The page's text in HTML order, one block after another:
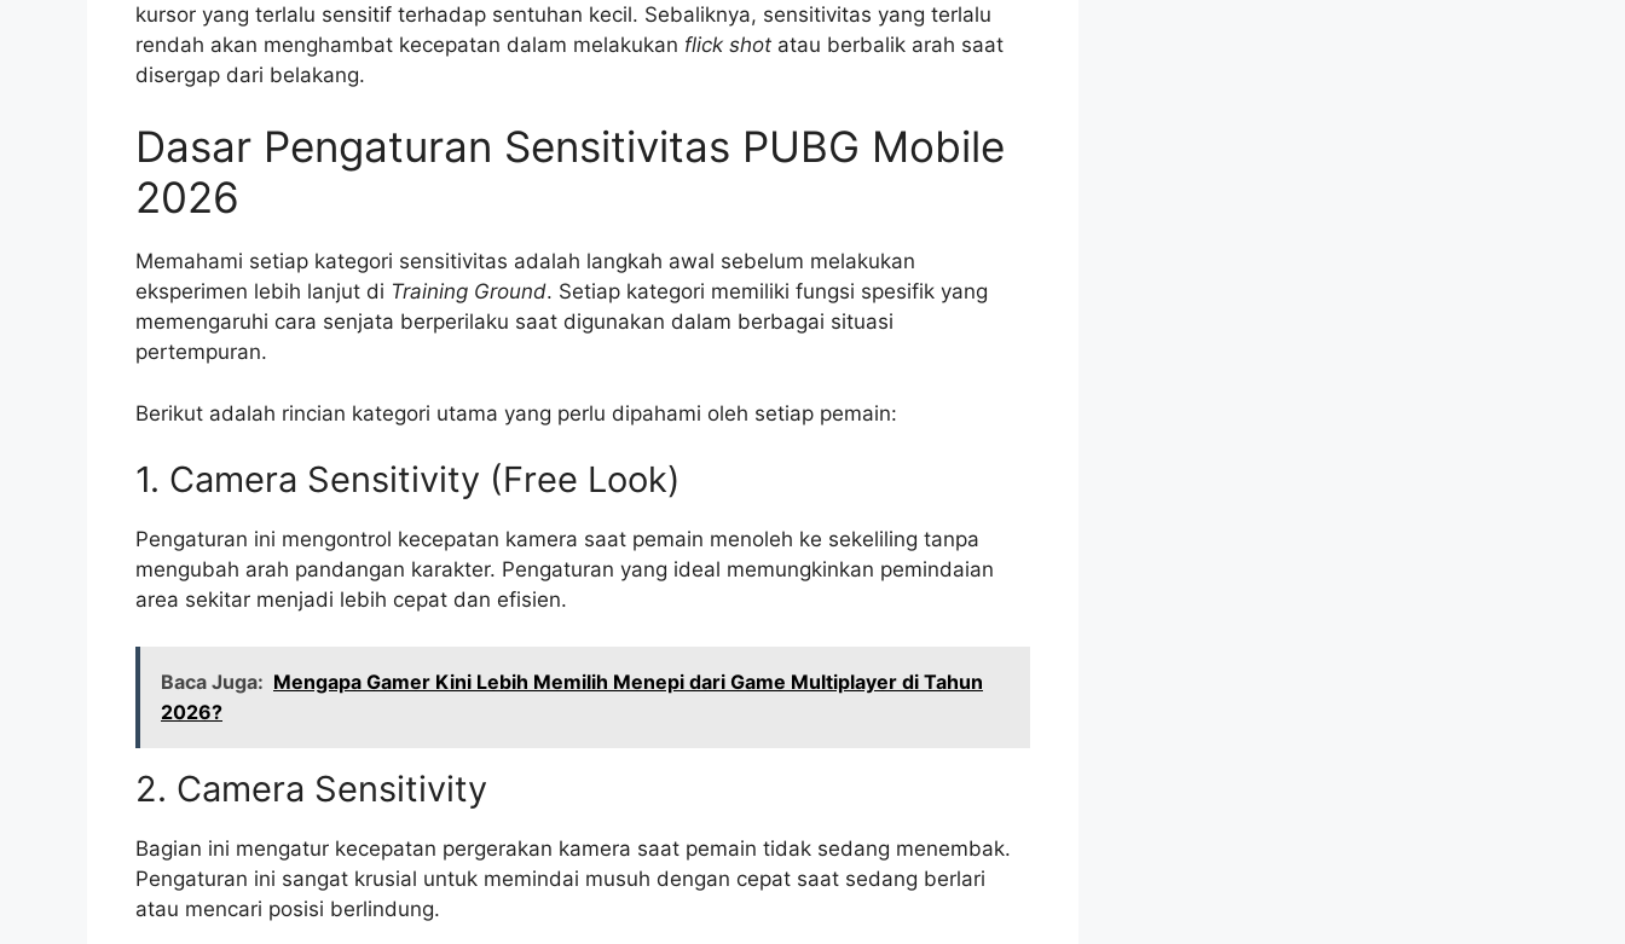
kursor yang terlalu sensitif terhadap sentuhan kecil. Sebaliknya, sensitivitas yang terlalu
rendah akan menghambat kecepatan dalam melakukan flick shot atau berbalik arah saat
disergap dari belakang.
Dasar Pengaturan Sensitivitas PUBG Mobile
2026
Memahami setiap kategori sensitivitas adalah langkah awal sebelum melakukan
eksperimen lebih lanjut di Training Ground. Setiap kategori memiliki fungsi spesifik yang
memengaruhi cara senjata berperilaku saat digunakan dalam berbagai situasi
pertempuran.
Berikut adalah rincian kategori utama yang perlu dipahami oleh setiap pemain:
1. Camera Sensitivity (Free Look)
Pengaturan ini mengontrol kecepatan kamera saat pemain menoleh ke sekeliling tanpa
mengubah arah pandangan karakter. Pengaturan yang ideal memungkinkan pemindaian
area sekitar menjadi lebih cepat dan efisien.
Baca Juga: Mengapa Gamer Kini Lebih Memilih Menepi dari Game Multiplayer di Tahun
2026?
2. Camera Sensitivity
Bagian ini mengatur kecepatan pergerakan kamera saat pemain tidak sedang menembak.
Pengaturan ini sangat krusial untuk memindai musuh dengan cepat saat sedang berlari
atau mencari posisi berlindung.